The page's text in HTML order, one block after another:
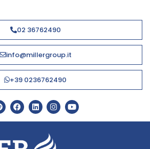
02 36762490
info@millergroup.it
+39 0236762490